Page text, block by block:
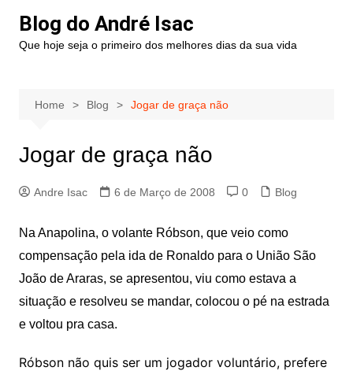
Blog do André Isac
Que hoje seja o primeiro dos melhores dias da sua vida
Home Blog Jogar de graça não
Jogar de graça não
Andre Isac 6 de Março de 2008 0 Blog
Na Anapolina, o volante Róbson, que veio como
compensação pela ida de Ronaldo para o União São
João de Araras, se apresentou, viu como estava a
situação e resolveu se mandar, colocou o pé na estrada
e voltou pra casa.
Róbson não quis ser um jogador voluntário, prefere